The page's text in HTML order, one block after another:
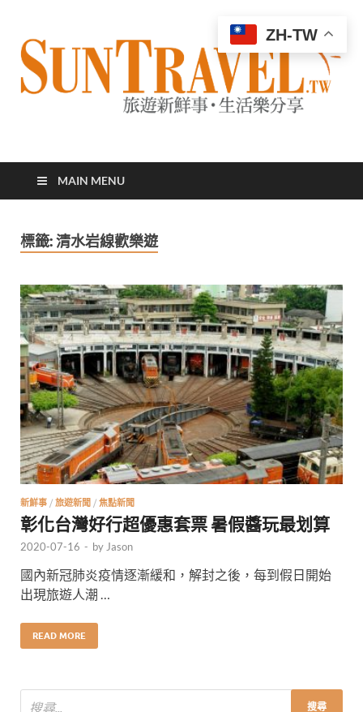
太陽網
MAIN MENU
標籤:清水岩線歡樂遊
新鮮事 / 旅遊新聞 / 焦點新聞
彰化台灣好行超優惠套票 暑假醬玩最划算
2020-07-16 - by Jason
國內新冠肺炎疫情逐漸緩和，解封之後，每到假日開始
出現旅遊人潮 …
READ MORE
ZH-TW